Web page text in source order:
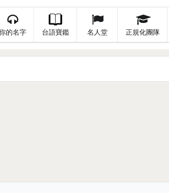
的名字 台語寶鑑 名人堂 正規化團隊